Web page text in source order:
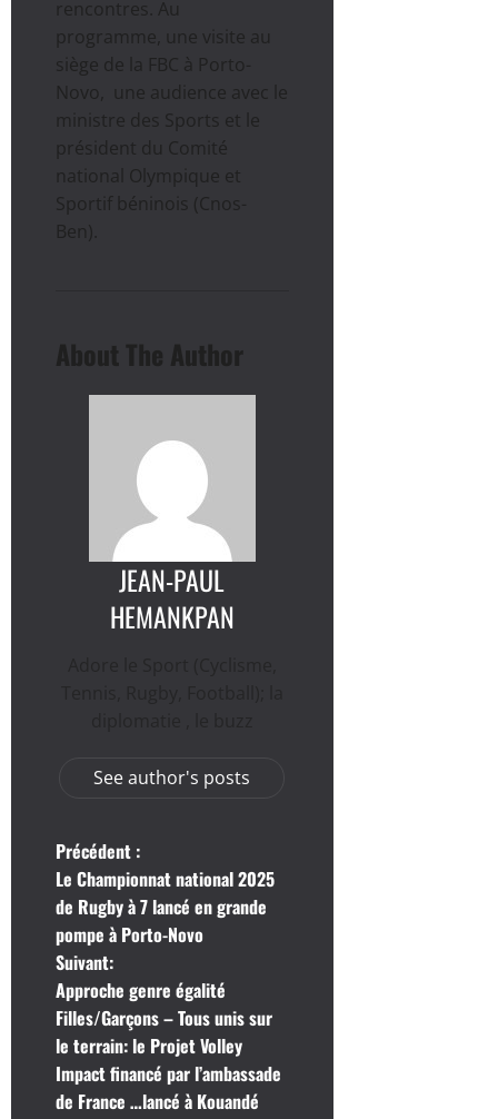
rencontres. Au
programme, une visite au
siège de la FBC à Porto-
Novo, une audience avec le
ministre des Sports et le
président du Comité
national Olympique et
Sportif béninois (Cnos-
Ben).
About The Author
JEAN-PAUL
HEMANKPAN
See author's posts
N
a
v
i
g
a
Précédent :
Le Championnat national 2025
de Rugby à 7 lancé en grande
pompe à Porto-Novo
Suivant:
Approche genre égalité
Filles/Garçons – Tous unis sur
le terrain: le Projet Volley
Impact financé par l’ambassade
de France …lancé à Kouandé